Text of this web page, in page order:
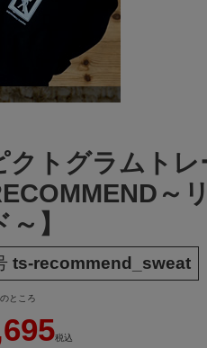
クトグラムトレ
～
】
ts-recommend_sweat
のところ
税込